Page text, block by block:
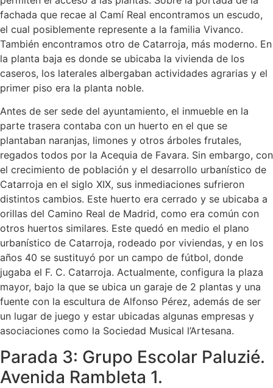
fachada que recae al Camí Real encontramos un escudo,
el cual posiblemente represente a la familia Vivanco.
También encontramos otro de Catarroja, más moderno. En
la planta baja es donde se ubicaba la vivienda de los
caseros, los laterales albergaban actividades agrarias y el
primer piso era la planta noble.
Antes de ser sede del ayuntamiento, el inmueble en la
parte trasera contaba con un huerto en el que se
plantaban naranjas, limones y otros árboles frutales,
regados todos por la Acequia de Favara. Sin embargo, con
el crecimiento de población y el desarrollo urbanístico de
Catarroja en el siglo XIX, sus inmediaciones sufrieron
distintos cambios. Este huerto era cerrado y se ubicaba a
orillas del Camino Real de Madrid, como era común con
otros huertos similares. Este quedó en medio el plano
urbanístico de Catarroja, rodeado por viviendas, y en los
años 40 se sustituyó por un campo de fútbol, donde
jugaba el F. C. Catarroja. Actualmente, configura la plaza
mayor, bajo la que se ubica un garaje de 2 plantas y una
fuente con la escultura de Alfonso Pérez, además de ser
un lugar de juego y estar ubicadas algunas empresas y
asociaciones como la Sociedad Musical l’Artesana.
Parada 3: Grupo Escolar Paluzié.
Avenida Rambleta 1.